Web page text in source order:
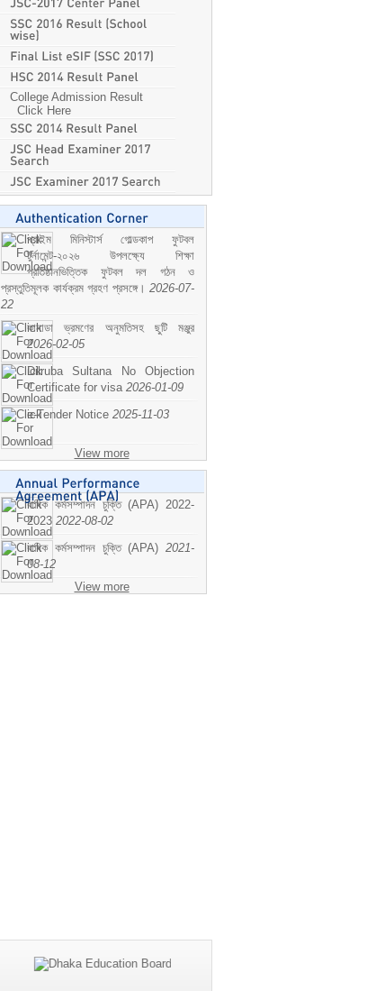
College Admission Result
Click Here
প্রাইম মিনিস্টার্স গোল্ডকাপ ফুটবল
টুর্নামেন্ট-২০২৬ উপলক্ষ্যে শিক্ষা
প্রতিষ্ঠানভিত্তিক ফুটবল দল গঠন ও
প্রস্তুতিমূলক কার্যক্রম গ্রহণ প্রসঙ্গে। 2026-07-
22
কানাডা ভ্রমণের অনুমতিসহ ছুটি মঞ্জুর
2026-02-05
Dilruba Sultana No Objection
Certificate for visa 2026-01-09
e-Tender Notice 2025-11-03
View more
বাষিক কর্মসম্পাদন চুক্তি (APA) 2022-
2023 2022-08-02
বাষিক কর্মসম্পাদন চুক্তি (APA) 2021-
08-12
View more